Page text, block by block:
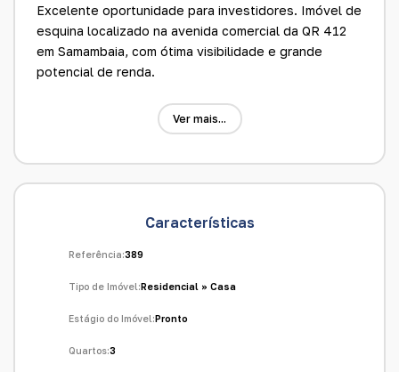
Excelente oportunidade para investidores. Imóvel de
esquina localizado na avenida comercial da QR 412
em Samambaia, com ótima visibilidade e grande
potencial de renda.
Detalhes do imóvel:
3 lojas comerciais com aproximadamente 30 m² cada
3 quartos
Cozinha
Banheiro social
Forro em PVC
Ver mais...
Características
Referência:389
Tipo de Imóvel:Residencial » Casa
Estágio do Imóvel:Pronto
Quartos:3